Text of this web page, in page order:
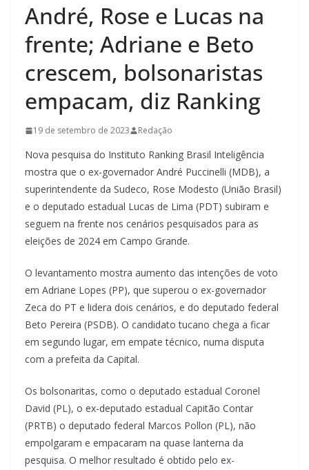
André, Rose e Lucas na
frente; Adriane e Beto
crescem, bolsonaristas
empacam, diz Ranking
19 de setembro de 2023 Redação
Nova pesquisa do Instituto Ranking Brasil Inteligência
mostra que o ex-governador André Puccinelli (MDB), a
superintendente da Sudeco, Rose Modesto (União Brasil)
e o deputado estadual Lucas de Lima (PDT) subiram e
seguem na frente nos cenários pesquisados para as
eleições de 2024 em Campo Grande.
O levantamento mostra aumento das intenções de voto
em Adriane Lopes (PP), que superou o ex-governador
Zeca do PT e lidera dois cenários, e do deputado federal
Beto Pereira (PSDB). O candidato tucano chega a ficar
em segundo lugar, em empate técnico, numa disputa
com a prefeita da Capital.
Os bolsonaritas, como o deputado estadual Coronel
David (PL), o ex-deputado estadual Capitão Contar
(PRTB) o deputado federal Marcos Pollon (PL), não
empolgaram e empacaram na quase lanterna da
pesquisa. O melhor resultado é obtido pelo ex-